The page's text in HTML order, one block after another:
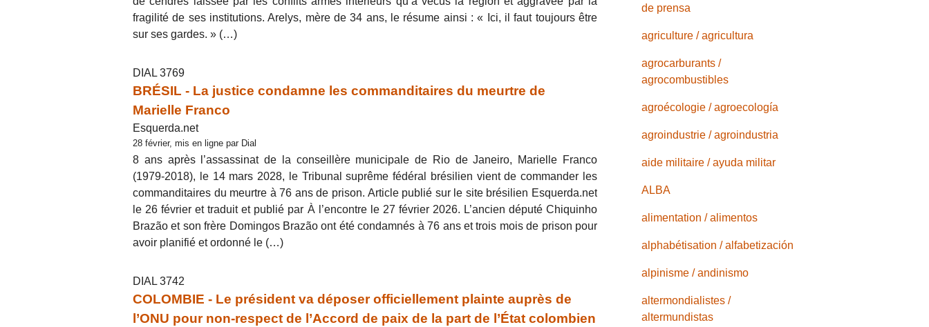
fragilité de ses institutions. Arelys, mère de 34 ans, le résume ainsi : « Ici, il faut toujours être
sur ses gardes. » (…)
DIAL 3769
BRÉSIL - La justice condamne les commanditaires du meurtre de
Marielle Franco
Esquerda.net
28 février, mis en ligne par Dial
8 ans après l’assassinat de la conseillère municipale de Rio de Janeiro, Marielle Franco
(1979-2018), le 14 mars 2028, le Tribunal suprême fédéral brésilien vient de commander les
commanditaires du meurtre à 76 ans de prison. Article publié sur le site brésilien Esquerda.net
le 26 février et traduit et publié par À l’encontre le 27 février 2026. L’ancien député Chiquinho
Brazão et son frère Domingos Brazão ont été condamnés à 76 ans et trois mois de prison pour
avoir planifié et ordonné le (…)
DIAL 3742
COLOMBIE - Le président va déposer officiellement plainte auprès de
l’ONU pour non-respect de l’Accord de paix de la part de l’État colombien
de prensa
agriculture / agricultura
agrocarburants /
agrocombustibles
agroécologie / agroecología
agroindustrie / agroindustria
aide militaire / ayuda militar
ALBA
alimentation / alimentos
alphabétisation / alfabetización
alpinisme / andinismo
altermondialistes /
altermundistas